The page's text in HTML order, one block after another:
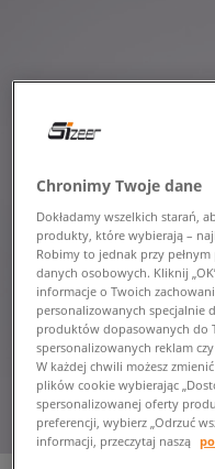
Chronimy Twoje dane
Dokładamy wszelkich starań,
produkty, które wybierają –
Robimy to jednak przy
danych osobowych. Kliknij
informacje o Twoich
personalizowanych specjalnie
produktów dopasowanych do
spersonalizowanych reklam
W każdej chwili możesz
plików cookie wybierając
spersonalizowanej oferty
preferencji, wybierz „Odrzuć
informacji, przeczytaj naszą